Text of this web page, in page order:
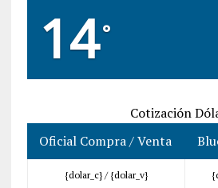
14°
Cotización
Oficial Compra / Venta
{dolar_c} / {dolar_v}